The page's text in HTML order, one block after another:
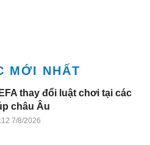
MỚI NHẤT
thay đổi luật chơi tại các
châu Âu
7/8/2026